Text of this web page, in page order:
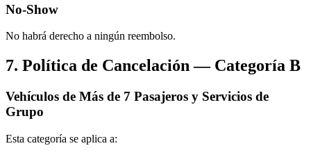
No-Show
No habrá derecho a ningún reembolso.
7. Política de Cancelación — Categoría B
Vehículos de Más de 7 Pasajeros y Servicios de
Grupo
Esta categoría se aplica a: